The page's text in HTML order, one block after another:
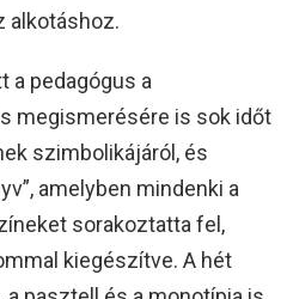
alkotáshoz.
a pedagógus a
megismerésére is sok időt
szimbolikájáról, és
amelyben mindenki a
sorakoztatta fel,
kiegészítve. A hét